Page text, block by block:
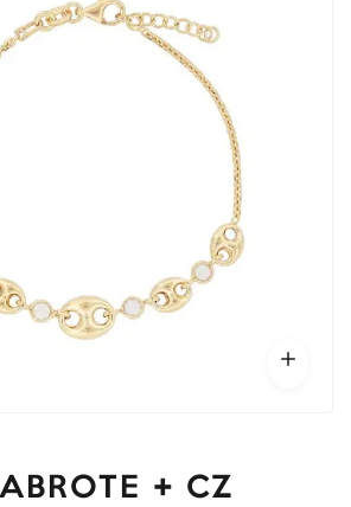
+ CZ